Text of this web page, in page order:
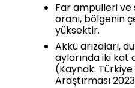
Far ampulleri ve
oranı, bölgenin
yüksektir.
Akkü arızaları,
aylarında iki
(Kaynak:
Araştırması